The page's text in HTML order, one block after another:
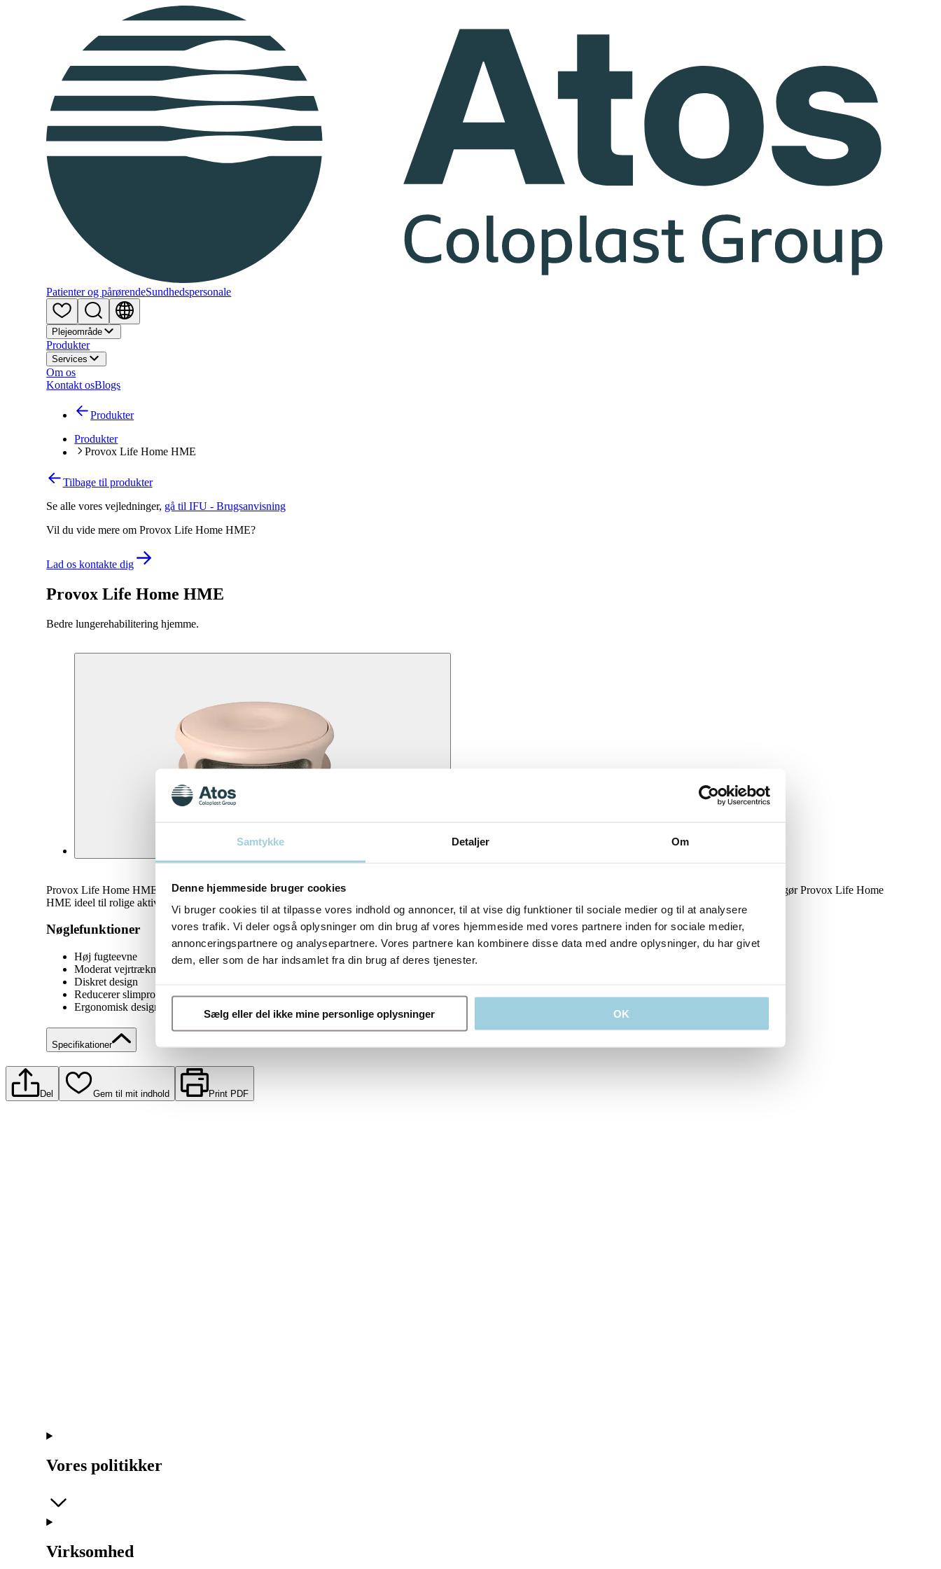
Samtykke Detaljer Om
Denne hjemmeside bruger cookies
Vi bruger cookies til at tilpasse vores indhold og annoncer, til at vise dig funktioner til sociale medier og til at analysere
vores trafik. Vi deler også oplysninger om din brug af vores hjemmeside med vores partnere inden for sociale medier,
annonceringspartnere og analysepartnere. Vores partnere kan kombinere disse data med andre oplysninger, du har givet
dem, eller som de har indsamlet fra din brug af deres tjenester.
Sælg eller del ikke mine personlige oplysninger OK
Patienter og pårørendeSundhedspersonale
Plejeområde
Produkter
Services
Om os
Kontakt osBlogs
Produkter
Produkter
Provox Life Home HME
Provox Life Home HME
Bedre lungerehabilitering hjemme.
Tilbage til produkter
Provox Life Home HME er designet til at forbedre den helbredsmæssige tilstand i lungerne. Det nye design har optimeret fugteevnen og vejrtrækningsmodtanden. Det gør Provox Life Home
HME ideel til rolige aktiviteter i hjemmet.
Nøglefunktioner
Høj fugteevne
Moderat vejrtrækningsmodstand, som gør det lettere at trække vejret ved rolige aktiviteter
Diskret design
Reducerer slimproduktion og hoste
Ergonomisk design med lettere okklusion af stoma ved tale
Specifikationer
Se alle vores vejledninger, gå til IFU - Brugsanvisning
Vil du vide mere om Provox Life Home HME?
Lad os kontakte dig
Del Gem til mit indhold Print PDF
Vores politikker
Virksomhed